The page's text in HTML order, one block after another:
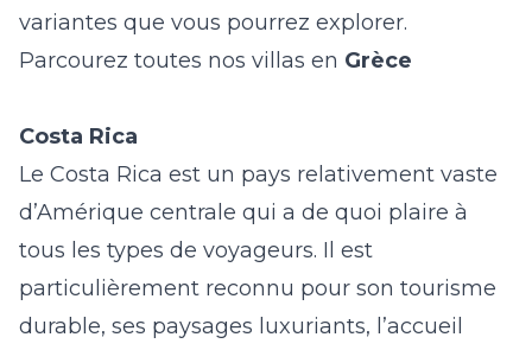
variantes que vous pourrez explorer.
Parcourez toutes nos villas en Grèce
Costa Rica
Le Costa Rica est un pays relativement vaste
d’Amérique centrale qui a de quoi plaire à
tous les types de voyageurs. Il est
particulièrement reconnu pour son tourisme
durable, ses paysages luxuriants, l’accueil